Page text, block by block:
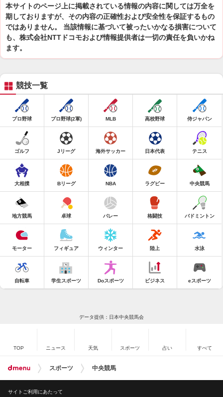
本サイトのページ上に掲載されている情報の内容に関しては万全を
期しておりますが、その内容の正確性および安全性を保証するもの
ではありません。 当該情報に基づいて被ったいかなる損害について
も、株式会社NTTドコモおよび情報提供者は一切の責任を負いかね
ます。
競技一覧
プロ野球 プロ野球(2軍) MLB 高校野球 侍ジャパン
ゴルフ Jリーグ 海外サッカー 日本代表 テニス
大相撲 Bリーグ NBA ラグビー 中央競馬
地方競馬 卓球 バレー 格闘技 バドミントン
モーター フィギュア ウィンター 陸上 水泳
自転車 学生スポーツ Doスポーツ ビジネス eスポーツ
データ提供：日本中央競馬会
TOP ニュース 天気 スポーツ 占い すべて
スポーツ 中央競馬
サイトご利用にあたって